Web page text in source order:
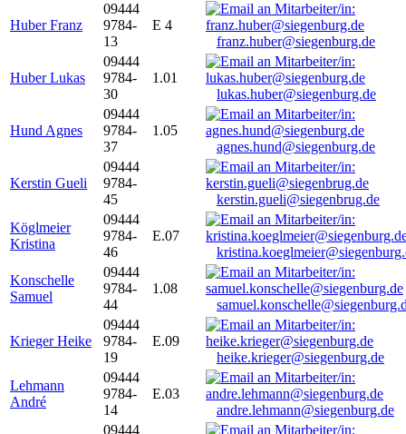
Huber Franz
09444
9784-
13
E 4
franz.huber@siegenburg.de
Huber Lukas
09444
9784-
30
1.01
lukas.huber@siegenburg.de
Hund Agnes
09444
9784-
37
1.05
agnes.hund@siegenburg.de
Kerstin Gueli
09444
9784-
45
kerstin.gueli@siegenbrug.de
Köglmeier
Kristina
09444
9784-
46
E.07
Konschelle
Samuel
09444
9784-
44
1.08
Krieger Heike
09444
9784-
19
E.09
heike.krieger@siegenburg.de
Lehmann
André
09444
9784-
14
E.03
andre.lehmann@siegenburg.de
09444